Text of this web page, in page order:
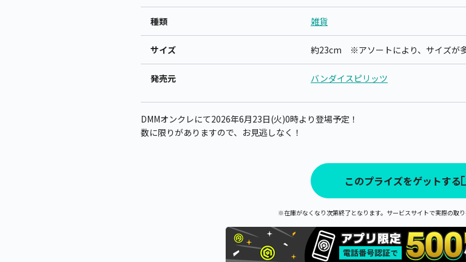
種類 雑貨
サイズ 約23cm ※アソートにより、サイズが多
発売元 バンダイスピリッツ
DMMオンクレにて2026年6月23日(火)0時より登場予定！
数に限りがありますので、お見逃しなく！
このプライズをゲットする
※在庫がなくなり次第終了となります。サービスサイトで実際の取り